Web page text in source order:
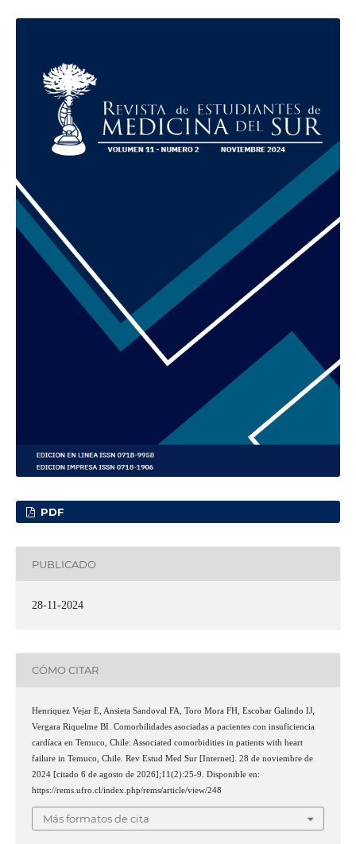
PDF
PUBLICADO
28-11-2024
CÓMO CITAR
Henriquez Vejar E, Ansieta Sandoval FA, Toro Mora FH, Escobar Galindo IJ,
Vergara Riquelme BI. Comorbilidades asociadas a pacientes con insuficiencia
cardíaca en Temuco, Chile: Associated comorbidities in patients with heart
failure in Temuco, Chile. Rev Estud Med Sur [Internet]. 28 de noviembre de
2024 [citado 6 de agosto de 2026];11(2):25-9. Disponible en:
https://rems.ufro.cl/index.php/rems/article/view/248
Más formatos de cita